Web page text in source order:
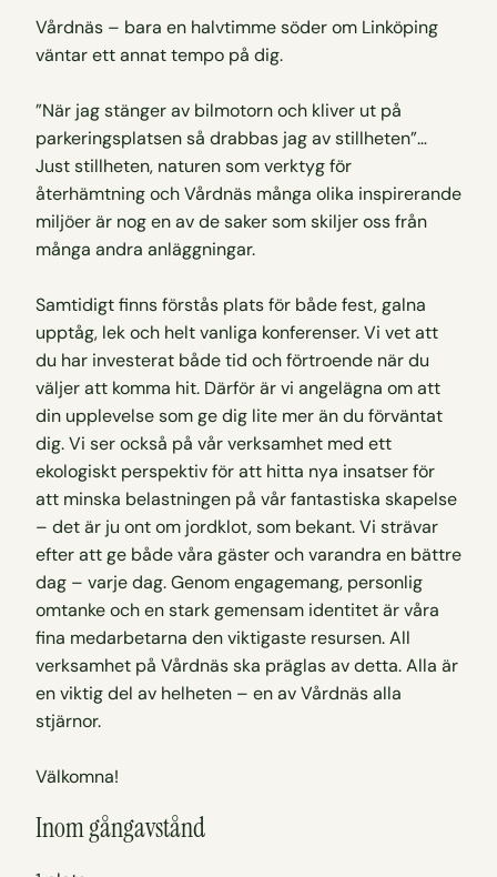
Vårdnäs – bara en halvtimme söder om Linköping
väntar ett annat tempo på dig.
”När jag stänger av bilmotorn och kliver ut på
parkeringsplatsen så drabbas jag av stillheten”…
Just stillheten, naturen som verktyg för
återhämtning och Vårdnäs många olika inspirerande
miljöer är nog en av de saker som skiljer oss från
många andra anläggningar.
Samtidigt finns förstås plats för både fest, galna
upptåg, lek och helt vanliga konferenser. Vi vet att
du har investerat både tid och förtroende när du
väljer att komma hit. Därför är vi angelägna om att
din upplevelse som ge dig lite mer än du förväntat
dig. Vi ser också på vår verksamhet med ett
ekologiskt perspektiv för att hitta nya insatser för
att minska belastningen på vår fantastiska skapelse
– det är ju ont om jordklot, som bekant. Vi strävar
efter att ge både våra gäster och varandra en bättre
dag – varje dag. Genom engagemang, personlig
omtanke och en stark gemensam identitet är våra
fina medarbetarna den viktigaste resursen. All
verksamhet på Vårdnäs ska präglas av detta. Alla är
en viktig del av helheten – en av Vårdnäs alla
stjärnor.
Välkomna!
Inom gångavstånd